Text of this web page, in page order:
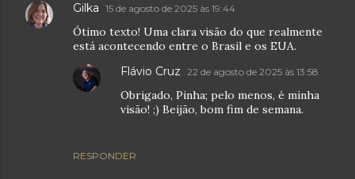
Gilka 15 de agosto de 2025 às 19:44
Ótimo texto! Uma clara visão do que realmente
está acontecendo entre o Brasil e os EUA.
RESPONDER
Flávio Cruz 22 de agosto de 2025 às 13:58
Obrigado, Pinha; pelo menos, é minha
visão! ;) Beijão, bom fim de semana.